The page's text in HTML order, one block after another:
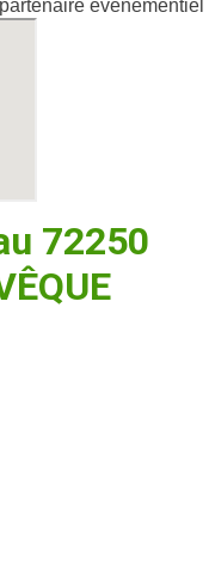
évènementiel
72250